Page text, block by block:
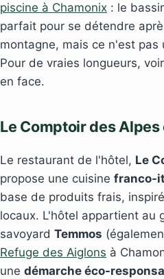
piscine à Chamonix : le
parfait pour se détendre
montagne, mais ce n'est pas
Pour de vraies longueurs,
en face.
Le Comptoir des
Le restaurant de l'hôtel, Le
propose une cuisine franco-
base de produits frais,
locaux. L'hôtel appartient au
savoyard Temmos
Refuge des Aiglons à
une démarche éco-